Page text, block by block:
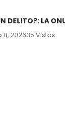
DELITO?: LA
8, 202635 Vistas